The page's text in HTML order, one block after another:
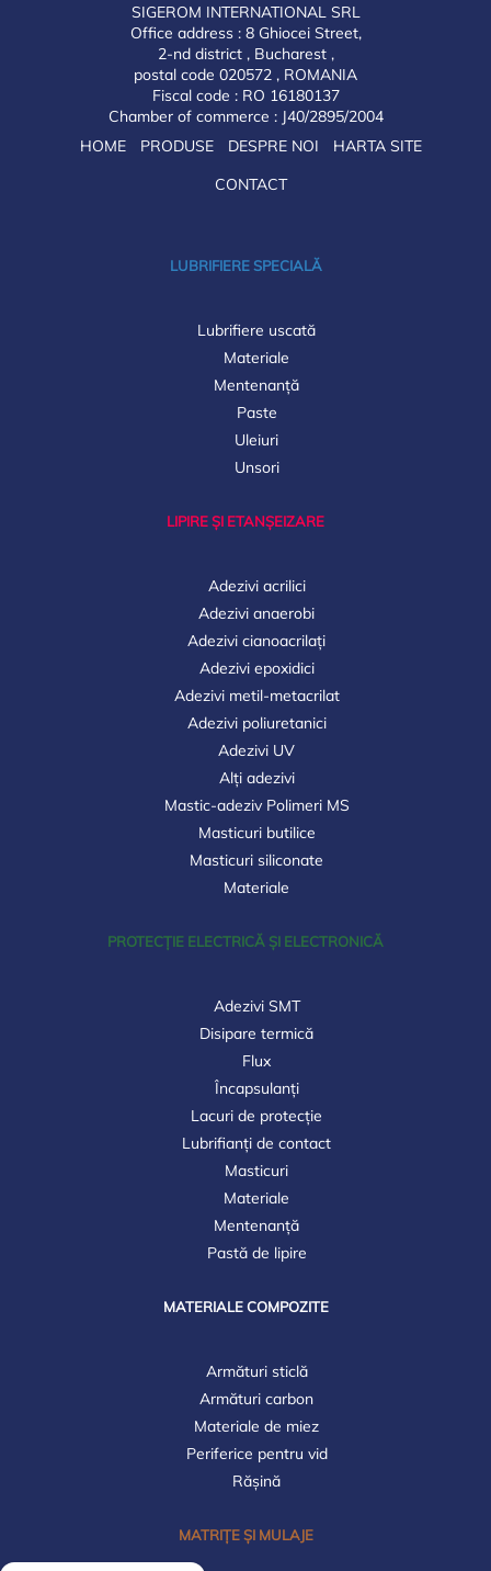
SIGEROM INTERNATIONAL SRL
Office address : 8 Ghiocei Street,
2-nd district , Bucharest ,
postal code 020572 , ROMANIA
Fiscal code : RO 16180137
Chamber of commerce : J40/2895/2004
HOME
PRODUSE DESPRE NOI
HARTA SITE
CONTACT
LUBRIFIERE SPECIALĂ
Lubrifiere uscată
Materiale
Mentenanță
Paste
Uleiuri
Unsori
LIPIRE ȘI ETANȘEIZARE
Adezivi acrilici
Adezivi anaerobi
Adezivi cianoacrilați
Adezivi epoxidici
Adezivi metil-metacrilat
Adezivi poliuretanici
Adezivi UV
Alți adezivi
Mastic-adeziv Polimeri MS
Masticuri butilice
Masticuri siliconate
Materiale
PROTECȚIE ELECTRICĂ ȘI ELECTRONICĂ
Adezivi SMT
Disipare termică
Flux
Încapsulanți
Lacuri de protecție
Lubrifianți de contact
Masticuri
Materiale
Mentenanță
Pastă de lipire
MATERIALE COMPOZITE
Armături sticlă
Armături carbon
Materiale de miez
Periferice pentru vid
Rășină
MATRIȚE ȘI MULAJE